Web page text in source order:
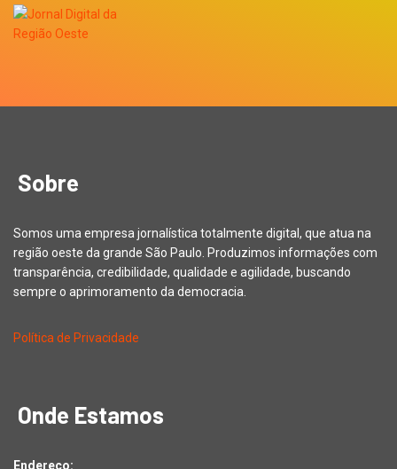
Sobre
Somos uma empresa jornalística totalmente digital, que atua na
região oeste da grande São Paulo. Produzimos informações com
transparência, credibilidade, qualidade e agilidade, buscando
sempre o aprimoramento da democracia.
Política de Privacidade
Onde Estamos
Endereço: